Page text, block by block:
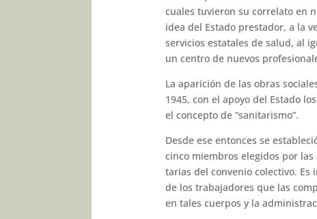
cuales tuvieron su correlato en
idea del Estado prestador, a la
servicios estatales de salud, al
un centro de nuevos
La aparición de las obras
1945, con el apoyo del Estado
el concepto de “sanitarismo”.
Desde ese entonces se
cinco miembros elegidos por
tarias del convenio colectivo.
de los trabajadores que las
en ta­les cuerpos y la